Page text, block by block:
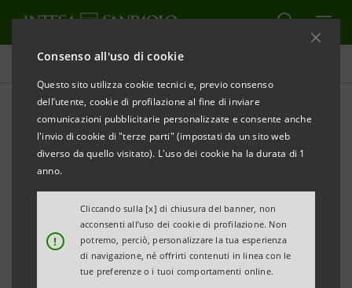
Consenso all'uso di cookie
Questo sito utilizza cookie tecnici e, previo consenso
dell’utente, cookie di profilazione al fine di inviare
comunicazioni pubblicitarie personalizzate e consente anche
l'invio di cookie di "terze parti" (impostati da un sito web
diverso da quello visitato). L'uso dei cookie ha la durata di 1
anno.
!
Cliccando sulla [x] di chiusura del banner, non
acconsenti all’uso dei cookie di profilazione. Non
potremo, perciò, personalizzare la tua esperienza
di navigazione, né offrirti contenuti in linea con le
tue preferenze o i tuoi comportamenti online.
Comunicati stampa
STAMPA AGGIORNA
Milano, 29 marzo 2004
Banca Intesa e BNP Paribas hanno firmato oggi
l’accordo definitivo per la cessione dei rapporti
relativi alla clientela ad alto reddito della filiale di
Miami (USA) di Banque Sudameris, controllata di